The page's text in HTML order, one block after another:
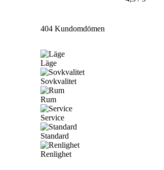
404 Kundomdömen
Läge
Sovkvalitet
Rum
Service
Standard
Renlighet